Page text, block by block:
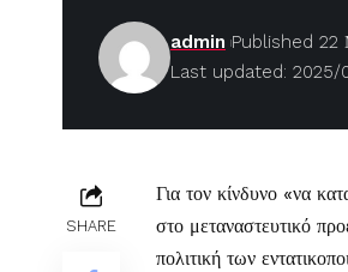
Last updated:
admin Published 22
SHARE
Για τον κίνδυνο «να
στο μεταναστευτικό
πολιτική των